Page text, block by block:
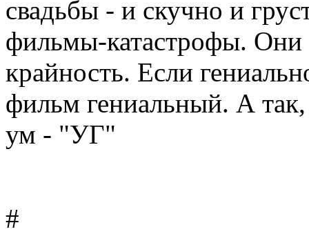
свадьбы - и скучно и
фильмы-катастрофы. Они
крайность. Если
фильм гениальный. А
ум - "УГ"
#